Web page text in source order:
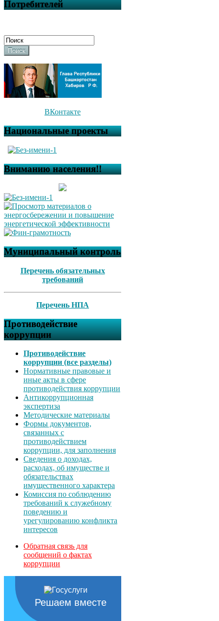
Потребителей
Поиск
ВКонтакте
Национальные проекты
Вниманию населения!!
Муниципальный контроль
Перечень обязательных
требований
Перечень НПА
Противодействие
коррупции
Противодействие
коррупции (все разделы)
Нормативные правовые и
иные акты в сфере
противодействия коррупции
Антикоррупционная
экспертиза
Методические материалы
Формы документов,
связанных с
противодействием
коррупции, для заполнения
Сведения о доходах,
расходах, об имуществе и
обязательствах
имущественного характера
Комиссия по соблюдению
требований к служебному
поведению и
урегулированию конфликта
интересов
Обратная связь для
сообщений о фактах
коррупции
Решаем вместе